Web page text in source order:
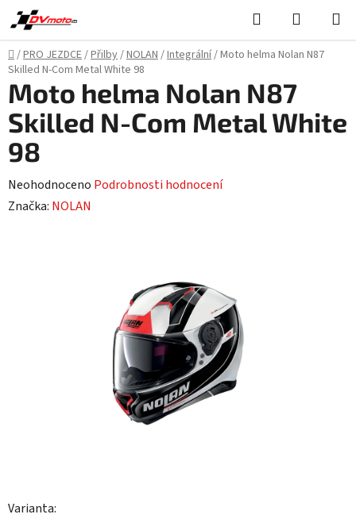
Přejít
na
obsah
Hledat
KOŠÍK
Domů
/PRO JEZDCE/Přilby/NOLAN/Integrální/Moto helma Nolan N87
Skilled N-Com Metal White 98
Varianta:
Moto helma Nolan N87
Skilled N-Com Metal White
98
Průměrné
hodnocení
Neohodnoceno Podrobnosti hodnocení
Značka: NOLAN